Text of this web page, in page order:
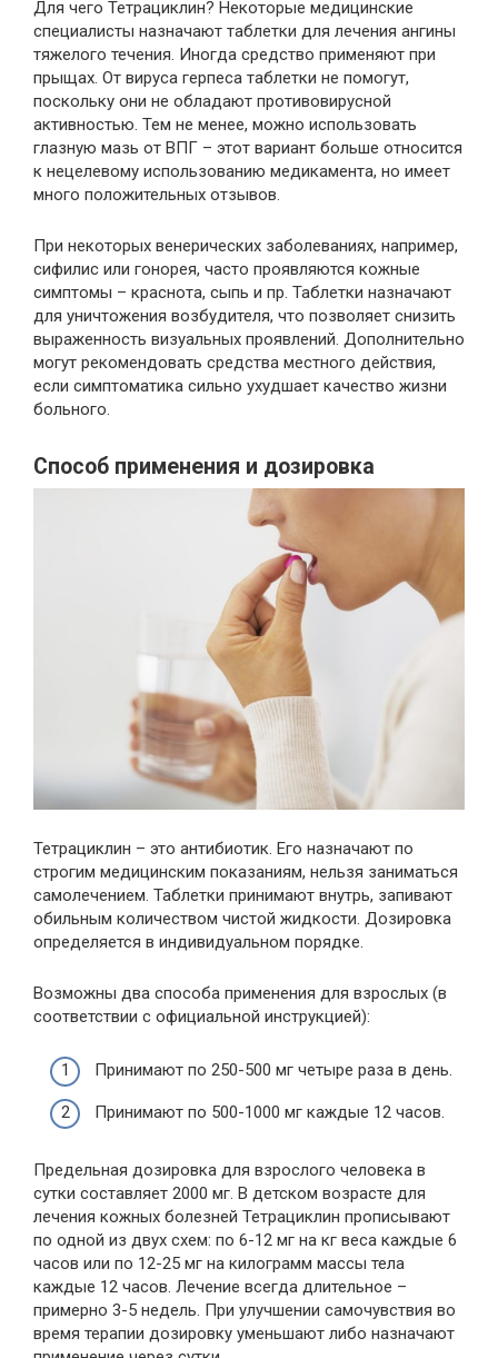
Для чего Тетрациклин? Некоторые медицинские
специалисты назначают таблетки для лечения ангины
тяжелого течения. Иногда средство применяют при
прыщах. От вируса герпеса таблетки не помогут,
поскольку они не обладают противовирусной
активностью. Тем не менее, можно использовать
глазную мазь от ВПГ – этот вариант больше относится
к нецелевому использованию медикамента, но имеет
много положительных отзывов.
При некоторых венерических заболеваниях, например,
сифилис или гонорея, часто проявляются кожные
симптомы – краснота, сыпь и пр. Таблетки назначают
для уничтожения возбудителя, что позволяет снизить
выраженность визуальных проявлений. Дополнительно
могут рекомендовать средства местного действия,
если симптоматика сильно ухудшает качество жизни
больного.
Способ применения и дозировка
Тетрациклин – это антибиотик. Его назначают по
строгим медицинским показаниям, нельзя заниматься
самолечением. Таблетки принимают внутрь, запивают
обильным количеством чистой жидкости. Дозировка
определяется в индивидуальном порядке.
Возможны два способа применения для взрослых (в
соответствии с официальной инструкцией):
Принимают по 250-500 мг четыре раза в день.
Принимают по 500-1000 мг каждые 12 часов.
Предельная дозировка для взрослого человека в
сутки составляет 2000 мг. В детском возрасте для
лечения кожных болезней Тетрациклин прописывают
по одной из двух схем: по 6-12 мг на кг веса каждые 6
часов или по 12-25 мг на килограмм массы тела
каждые 12 часов. Лечение всегда длительное –
примерно 3-5 недель. При улучшении самочувствия во
время терапии дозировку уменьшают либо назначают